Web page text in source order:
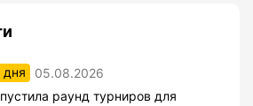
дня
05.08.2026
раунд турниров для